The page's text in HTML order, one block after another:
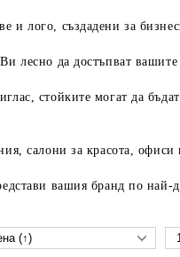
и лого, създадени за
лесно да достъпват вашите
, стойките могат да
салони за красота,
вашия бранд по най-